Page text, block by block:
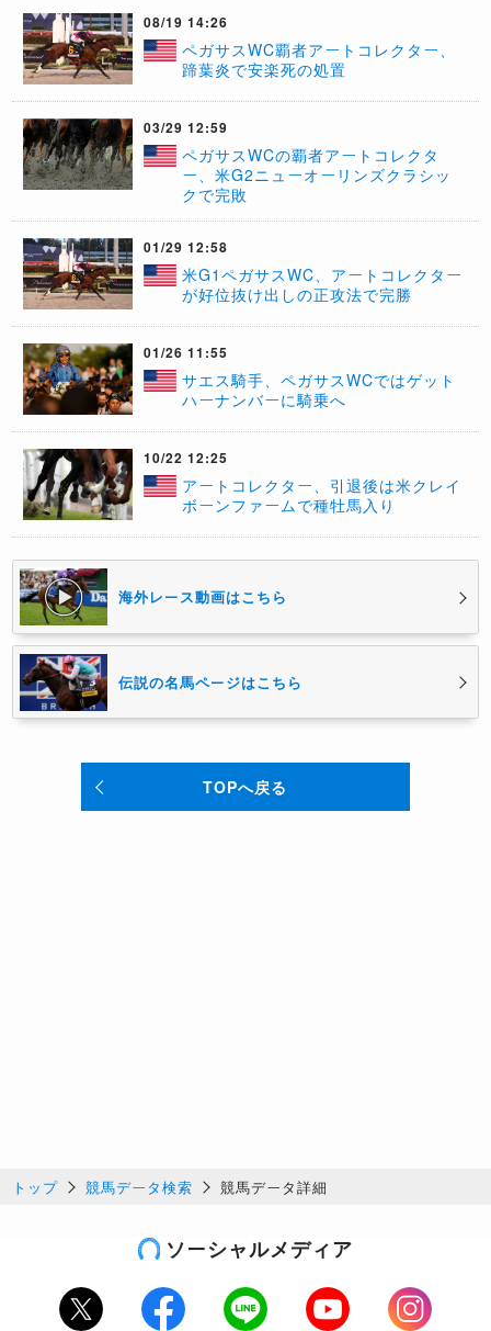
08/19 14:26
ペガサスWC覇者アートコレクター、
蹄葉炎で安楽死の処置
03/29 12:59
ペガサスWCの覇者アートコレクタ
ー、米G2ニューオーリンズクラシッ
クで完敗
01/29 12:58
米G1ペガサスWC、アートコレクター
が好位抜け出しの正攻法で完勝
01/26 11:55
サエス騎手、ペガサスWCではゲット
ハーナンバーに騎乗へ
10/22 12:25
アートコレクター、引退後は米クレイ
ボーンファームで種牡馬入り
海外レース動画はこちら
伝説の名馬ページはこちら
TOPへ戻る
トップ 競馬データ検索 競馬データ詳細
ソーシャルメディア